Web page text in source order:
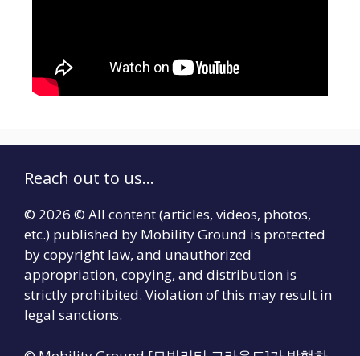
Reach out to us...
© 2026 © All content (articles, videos, photos,
etc.) published by Mobility Ground is protected
by copyright law, and unauthorized
appropriation, copying, and distribution is
strictly prohibited. Violation of this may result in
legal sanctions.